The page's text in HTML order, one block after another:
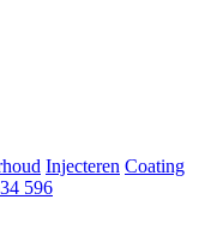
Injecteren Coating
596